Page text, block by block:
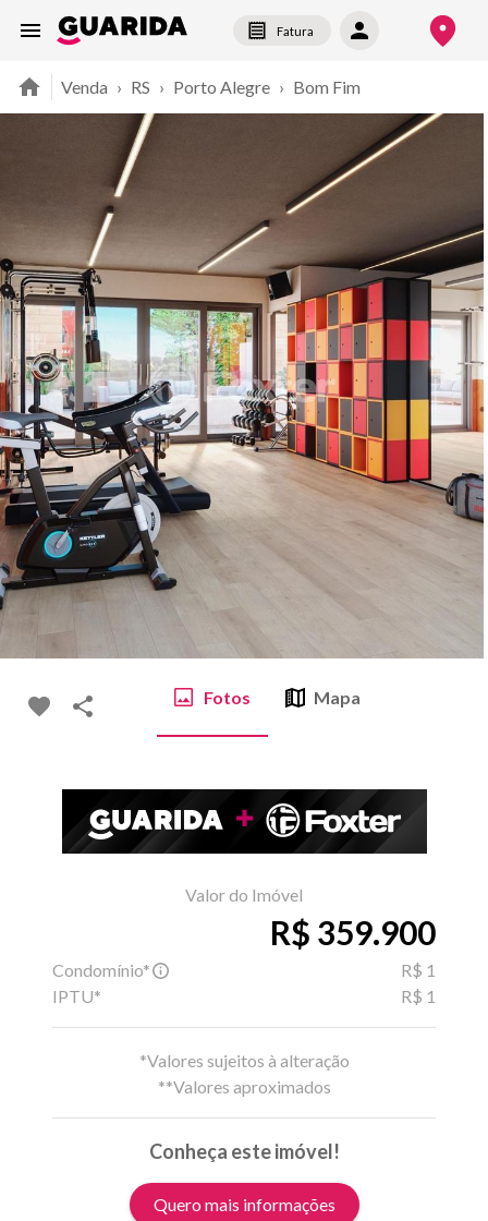
Fatura
Venda › RS › Porto Alegre › Bom Fim
Fotos Mapa
Valor do Imóvel
R$ 359.900
Condomínio*
R$ 1
IPTU*
R$ 1
*Valores sujeitos à alteração
**Valores aproximados
Conheça este imóvel!
Quero mais informações